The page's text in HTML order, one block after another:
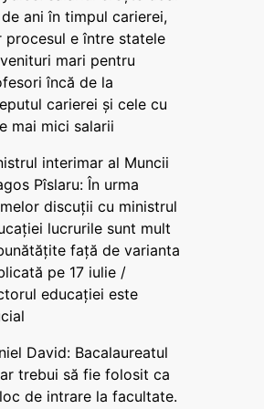
ani în timpul carierei,
procesul e între statele
mari pentru
încă de la
carierei și cele cu
mai mici salarii
interimar al Muncii
Pîslaru: În urma
discuții cu ministrul
lucrurile sunt mult
față de varianta
pe 17 iulie /
educației este
David: Bacalaureatul
trebui să fie folosit ca
de intrare la facultate.